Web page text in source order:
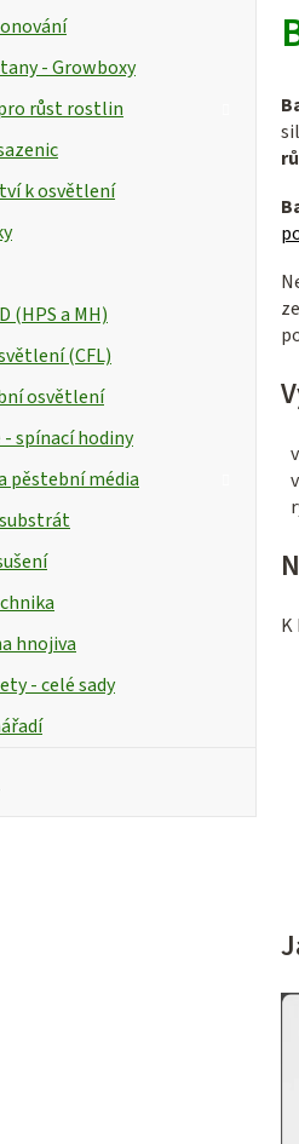
- Growboxy
růst rostlin
k osvětlení
(HPS a MH)
(CFL)
osvětlení
- spínací hodiny
pěstební média
hnojiva
- celé sady
K